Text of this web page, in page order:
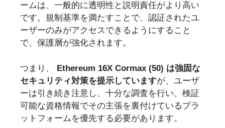
ームは、一般的に透明性と説明責任がより高い
です。規制基準を満たすことで、認証されたユ
ーザーのみがアクセスできるようにすること
で、保護層が強化されます。
つまり、 Ethereum 16X Cormax (50) は強固な
セキュリティ対策を提示していますが、ユーザ
ーは引き続き注意し、十分な調査を行い、検証
可能な資格情報でその主張を裏付けているプラ
ットフォームを優先する必要があります。